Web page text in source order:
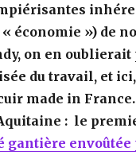
« économie ») de
, on en
du travail, et
made in France.
: le
gantière